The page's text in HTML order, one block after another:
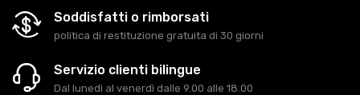
Soddisfatti o rimborsati
politica di restituzione gratuita di 30 giorni
Servizio clienti bilingue
Dal lunedì al venerdì dalle 9.00 alle 18.00